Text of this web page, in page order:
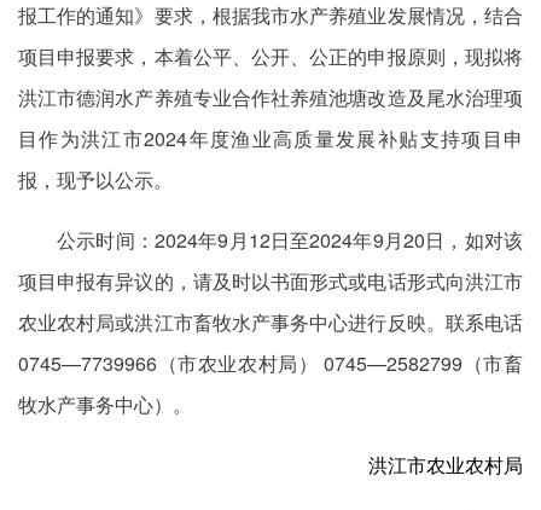
报工作的通知》要求，根据我市水产养殖业发展情况，结合
项目申报要求，本着公平、公开、公正的申报原则，现拟将
洪江市德润水产养殖专业合作社养殖池塘改造及尾水治理项
目作为洪江市2024年度渔业高质量发展补贴支持项目申
报，现予以公示。
公示时间：2024年9月12日至2024年9月20日，如对该
项目申报有异议的，请及时以书面形式或电话形式向洪江市
农业农村局或洪江市畜牧水产事务中心进行反映。联系电话
0745—7739966（市农业农村局） 0745—2582799（市畜
牧水产事务中心）。
洪江市农业农村局